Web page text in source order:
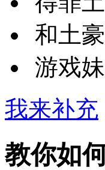
和土
游戏
我来补充
教你如